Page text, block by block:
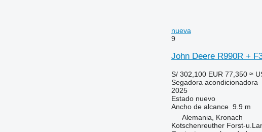
nueva
9
John Deere R990R +
S/ 302,100 EUR 77,350 ≈
Segadora acondicionadora
2025
Estadonuevo
Ancho de alcance 9.9 m
Alemania, Kronach
Kotschenreuther Forst-